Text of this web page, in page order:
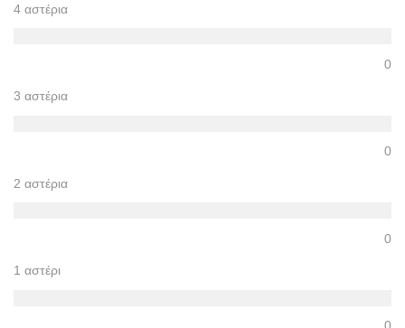
4 αστέρια
0
3 αστέρια
0
2 αστέρια
0
1 αστέρι